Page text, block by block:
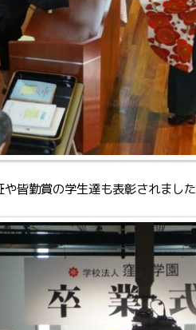
皆勤賞の学生達も表彰されました